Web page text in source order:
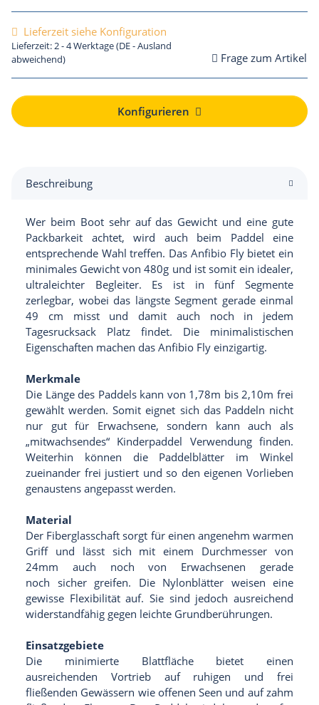
Lieferzeit siehe Konfiguration
Lieferzeit:2 - 4 Werktage(DE - Ausland
abweichend)
Frage zum Artikel
Konfigurieren
Beschreibung
Wer beim Boot sehr auf das Gewicht und eine gute
Packbarkeit achtet, wird auch beim Paddel eine
entsprechende Wahl treffen. Das Anfibio Fly bietet ein
minimales Gewicht von 480g und ist somit ein idealer,
ultraleichter Begleiter. Es ist in fünf Segmente
zerlegbar, wobei das längste Segment gerade einmal
49 cm misst und damit auch noch in jedem
Tagesrucksack Platz findet. Die minimalistischen
Eigenschaften machen das Anfibio Fly einzigartig.
Merkmale
Die Länge des Paddels kann von 1,78m bis 2,10m frei
gewählt werden. Somit eignet sich das Paddeln nicht
nur gut für Erwachsene, sondern kann auch als
„mitwachsendes“ Kinderpaddel Verwendung finden.
Weiterhin können die Paddelblätter im Winkel
zueinander frei justiert und so den eigenen Vorlieben
genaustens angepasst werden.
Material
Der Fiberglasschaft sorgt für einen angenehm warmen
Griff und lässt sich mit einem Durchmesser von
24mm auch noch von Erwachsenen gerade
noch sicher greifen. Die Nylonblätter weisen eine
gewisse Flexibilität auf. Sie sind jedoch ausreichend
widerstandfähig gegen leichte Grundberührungen.
Einsatzgebiete
Die minimierte Blattfläche bietet einen
ausreichenden Vortrieb auf ruhigen und frei
fließenden Gewässern wie offenen Seen und auf zahm